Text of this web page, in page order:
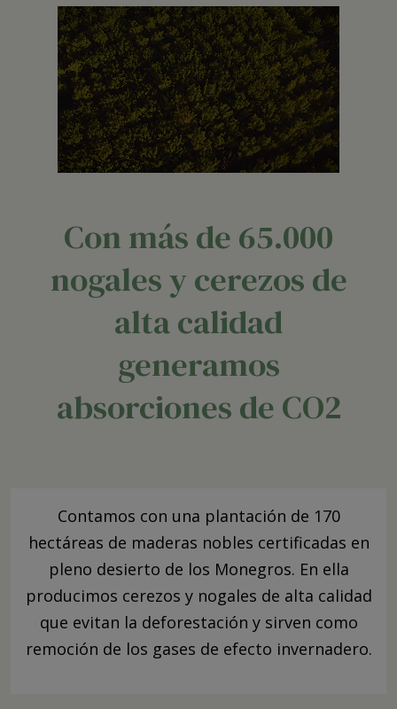
Con más de 65.000
nogales y cerezos de
alta calidad
generamos
absorciones de CO2
Contamos con una plantación de 170
hectáreas de maderas nobles certificadas en
pleno desierto de los Monegros. En ella
producimos cerezos y nogales de alta calidad
que evitan la deforestación y sirven como
remoción de los gases de efecto invernadero.